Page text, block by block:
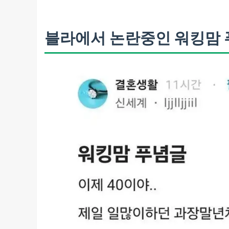
블라에서 논란중인 워킹맘